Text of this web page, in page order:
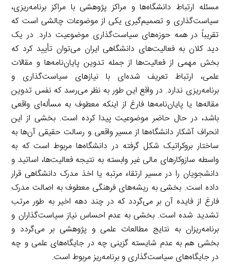
مسئله ارتباط دانشگاه‌ها و مراکز پژوهشی با مراکز برنامه‌ریزی،
سیاست‌گذاری و تصمیم‌گیری یکی از موضوعات چالشی است که
تقریباً در همه حوزه‌های سیاست‌گذاری موضوعیت دارد. در یک
دید کلان به فعالیت‌های دانشگاهی ایران می‌توان تأیید کرد که
بخش مهمی از فعالیت‌ها از جمله تدوین پایان‌نامه‌ها و مقالات
علمی، ارتباط تعریف شده‌ای با نیازهای سیاست‌گذاری و
برنامه‌ریزی ندارد. در واقع این طور به نظر می‌رسد که نفس تدوین
مقاله‌ها یا پایان‌نامه‌ها فارغ از اینکه معطوف به مسأله‌ای واقعی
باشد، در حال حاضر موضوعیت پیدا کرده است. بخشی از این
انحراف آشکار دانشگاه‌ها از مسیر واقعی و رسالت حقیقی آن‌ها به
ساختار بروکراتیک شکل گرفته در دانشگاه‌ها مربوط است که به
واسطه سازوکارهای مالی غیر وابسته به نتیجه فعالیت‌ها، اساتید و
دانشجویان را در مسیر ارتقاء مرتبه یا اخذ مدرک دانشگاهی قرار
داده است. بخشی به ریشه‌های فرهنگی معطوف به اصالت مدرک
فارغ از فایده آن بر می‌گردد که در چند دهه اخیر به طور مرتب
تشدید شده است. بخشی به عدم احساس نیاز سیاست‌گذاران و
برنامه‌ریزان به نتایج مطالعات علمی و پژوهشی بر می‌گردد و
بخشی هم به عدم شایسته گزینی چه در جایگاه‌های علمی و چه
در جایگاه‌های سیاست‌گذاری و برنامه‌ریز مربوط است.